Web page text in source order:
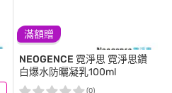
滿額贈
NEOGENCE 霓淨思 霓淨思鑽
白爆水防曬凝乳100ml
(0)